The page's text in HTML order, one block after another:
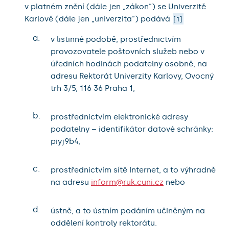
v platném znění (dále jen „zákon“) se Univerzitě
Karlově (dále jen „univerzita“) podává
1
a.
v listinné podobě, prostřednictvím
provozovatele poštovních služeb nebo v
úředních hodinách podatelny osobně, na
adresu Rektorát Univerzity Karlovy, Ovocný
trh 3/5, 116 36 Praha 1,
b.
prostřednictvím elektronické adresy
podatelny – identifikátor datové schránky:
piyj9b4,
c.
prostřednictvím sítě Internet, a to výhradně
na adresu inform@ruk.cuni.cz nebo
d.
ústně, a to ústním podáním učiněným na
oddělení kontroly rektorátu.